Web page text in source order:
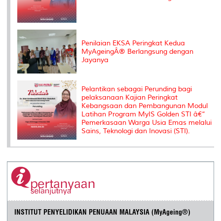
Penilaian EKSA Peringkat Kedua
MyAgeingÂ® Berlangsung dengan
Jayanya
Pelantikan sebagai Perunding bagi
pelaksanaan Kajian Peringkat
Kebangsaan dan Pembangunan Modul
Latihan Program MyIS Golden STI â€“
Pemerkasaan Warga Usia Emas melalui
Sains, Teknologi dan Inovasi (STI).
INSTITUT PENYELIDIKAN PENUAAN MALAYSIA (MyAgeing®)